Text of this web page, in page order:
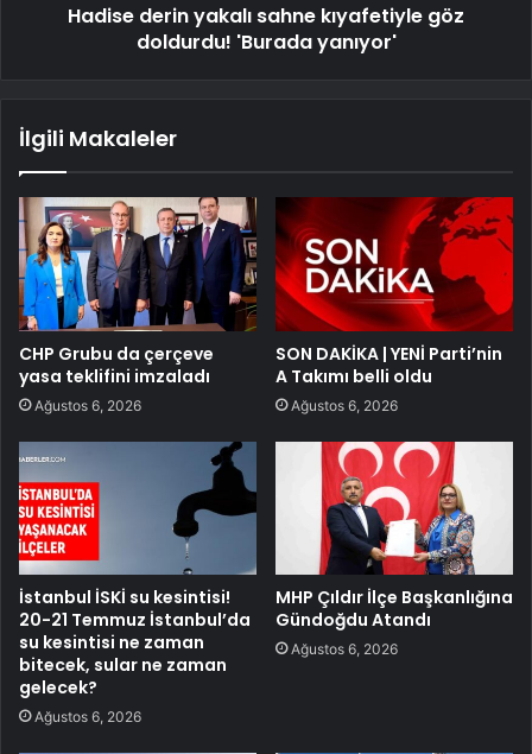
Hadise derin yakalı sahne kıyafetiyle göz
doldurdu! 'Burada yanıyor'
İlgili Makaleler
CHP Grubu da çerçeve
yasa teklifini imzaladı
Ağustos 6, 2026
SON DAKİKA | YENİ Parti’nin
A Takımı belli oldu
Ağustos 6, 2026
İstanbul İSKİ su kesintisi!
20-21 Temmuz İstanbul’da
su kesintisi ne zaman
bitecek, sular ne zaman
gelecek?
Ağustos 6, 2026
MHP Çıldır İlçe Başkanlığına
Gündoğdu Atandı
Ağustos 6, 2026